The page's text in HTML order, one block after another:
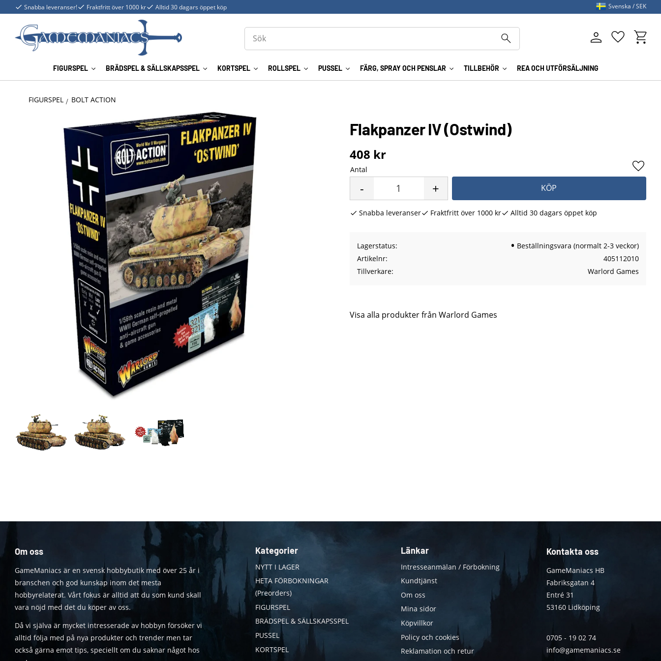
Snabba leveranser! Fraktfritt över 1000 kr Alltid 30 dagars öppet köp
FIGURSPEL BRÄDSPEL & SÄLLSKAPSSPEL KORTSPEL ROLLSPEL PUSSEL FÄRG, SPRAY OCH PENSLAR TILLBEHÖR REA OCH UTFÖRSÄLJNING
Favoriter
Svenska SEK
FIGURSPEL BOLT ACTION
Flakpanzer IV (Ostwind)
408 kr
Antal
+
- KÖP
Lägg
Snabba leveranser Fraktfritt över 1000 kr Alltid 30 dagars öppet köp
Lagerstatus
Beställningsvara (normalt 2-3 veckor)
Artikelnr
405112010
Tillverkare
Warlord Games
Visa alla produkter från Warlord Games
Om oss
GameManiacs är en svensk hobbybutik med över 25 år i
branschen och god kunskap inom det mesta
hobbyrelaterat. Vårt fokus är alltid att du som kund skall
vara nöjd med det du köper av oss.
Då vi själva är mycket intresserade av hobbyn försöker vi
alltid följa med på nya produkter och trender men tar
också gärna emot tips, speciellt om du saknar något hos
Kategorier
NYTT I LAGER
HETA FÖRBOKNINGAR
(Preorders)
FIGURSPEL
BRÄDSPEL & SÄLLSKAPSSPEL
PUSSEL
KORTSPEL
Länkar
Intresseanmälan / Förbokning
Kundtjänst
Om oss
Mina sidor
Köpvillkor
Policy och cookies
Reklamation och retur
Kontakta oss
GameManiacs HB
Fabriksgatan 4
Entré 31
53160 Lidköping
0705 - 19 02 74
info@gamemaniacs.se